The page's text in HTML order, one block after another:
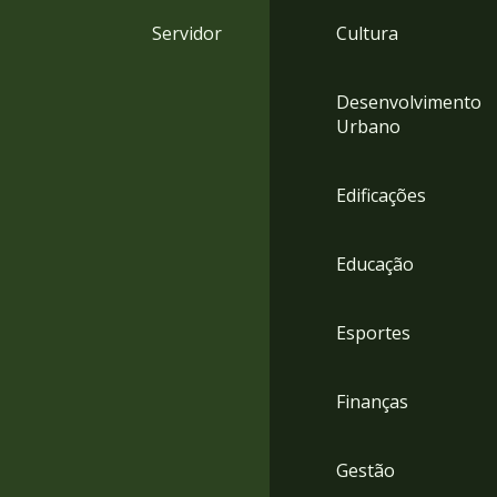
Servidor Cultura
Desenvolvimento
Urbano
Edificações
Educação
Esportes
Finanças
Gestão